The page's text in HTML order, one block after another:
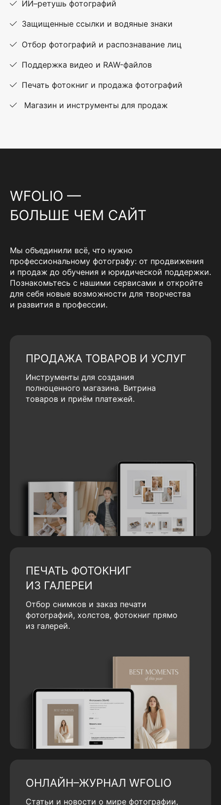
ИИ–ретушь фотографий
Защищенные ссылки и водяные знаки
Отбор фотографий и распознавание лиц
Поддержка видео и RAW-файлов
Печать фотокниг и продажа фотографий
Магазин и инструменты для продаж
WFOLIO —
БОЛЬШЕ ЧЕМ САЙТ
Мы объединили всё, что нужно
профессиональному фотографу: от продвижения
и продаж до обучения и юридической поддержки.
Познакомьтесь с нашими сервисами и откройте
для себя новые возможности для творчества
и развития в профессии.
ПРОДАЖА ТОВАРОВ И УСЛУГ
Инструменты для создания
полноценного магазина. Витрина
товаров и приём платежей.
ПЕЧАТЬ ФОТОКНИГ
ИЗ ГАЛЕРЕИ
Отбор снимков и заказ печати
фотографий, холстов, фотокниг прямо
из галерей.
ОНЛАЙН–ЖУРНАЛ WFOLIO
Статьи и новости о мире фотографии,